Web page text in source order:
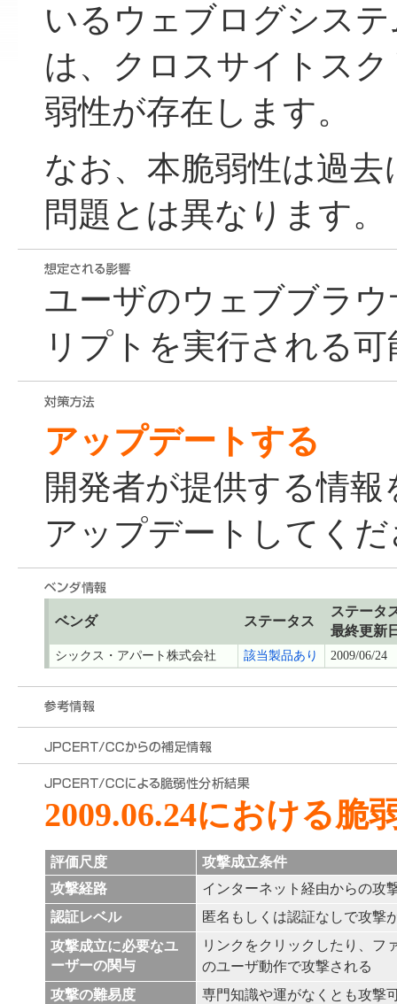
いるウェブログシステ
は、クロスサイトス
弱性が存在します。
なお、本脆弱性は過去
問題とは異なります。
ユーザのウェブブラ
リプトを実行される
アップデートする
開発者が提供する情
アップデートしてく
ベンダ ステータス
ステータ
最終更新
シックス・アパート株式会社 該当製品あり 2009/06/24
2009.06.24における脆
評価尺度
攻撃成立条件
攻撃経路
インターネット経由からの攻
認証レベル
匿名もしくは認証なしで攻撃
攻撃成立に必要なユ
ーザーの関与
リンクをクリックしたり、フ
のユーザ動作で攻撃される
攻撃の難易度
専門知識や運がなくとも攻撃